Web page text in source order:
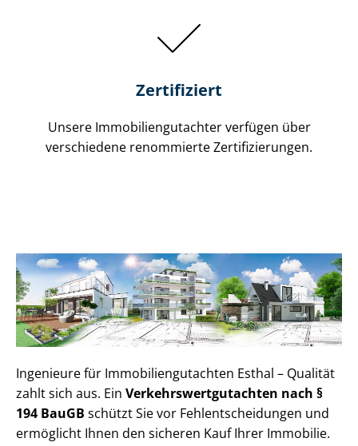
Zertifiziert
Unsere Immobilien­gutachter verfügen über
verschiedene renommierte Zer­ti­fi­zie­run­gen.
Ingenieure für Im­mo­bi­li­en­gut­ach­ten Esthal – Qualität
zahlt sich aus. Ein Ver­kehrs­wert­gut­ach­ten nach §
194 BauGB schützt Sie vor Fehl­ent­schei­dun­gen und
ermöglicht Ihnen den sicheren Kauf Ihrer Immobilie.